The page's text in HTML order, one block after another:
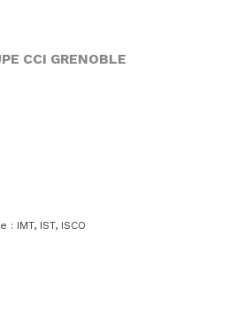
CCI GRENOBLE
IMT, IST, ISCO